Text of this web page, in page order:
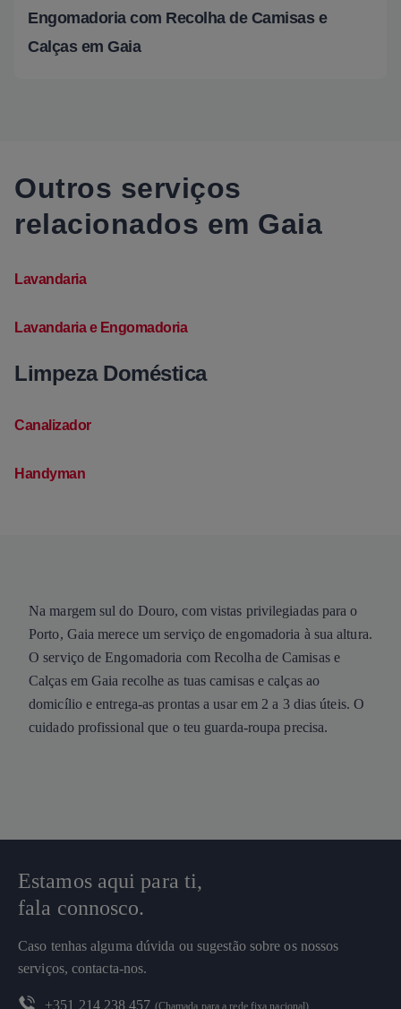
Engomadoria com Recolha de Camisas e
Calças em Gaia
Outros serviços
relacionados em Gaia
Lavandaria
Lavandaria e Engomadoria
Limpeza Doméstica
Canalizador
Handyman
Na margem sul do Douro, com vistas privilegiadas para o
Porto, Gaia merece um serviço de engomadoria à sua altura.
O serviço de Engomadoria com Recolha de Camisas e
Calças em Gaia recolhe as tuas camisas e calças ao
domicílio e entrega-as prontas a usar em 2 a 3 dias úteis. O
cuidado profissional que o teu guarda-roupa precisa.
Estamos aqui para ti,
fala connosco.
Caso tenhas alguma dúvida ou sugestão sobre os nossos
serviços, contacta-nos.
+351 214 238 457 (Chamada para a rede fixa nacional)